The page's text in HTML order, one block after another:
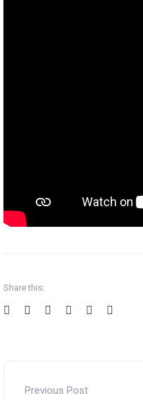
Share this:
Previous Post